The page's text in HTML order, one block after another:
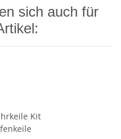
sich auch für